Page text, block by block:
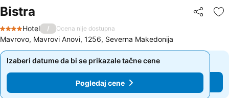
Bistra Deli
4 Zvezdice
Hotel / Ocena nije dostupna
Mavrovo, Mavrovi Anovi, 1256, Severna Makedonija
Izaberi datume da bi se prikazale tačne cene
Pogledaj cene
Izaberi datume da bi se prikazale tačne cene
Pogledaj cene